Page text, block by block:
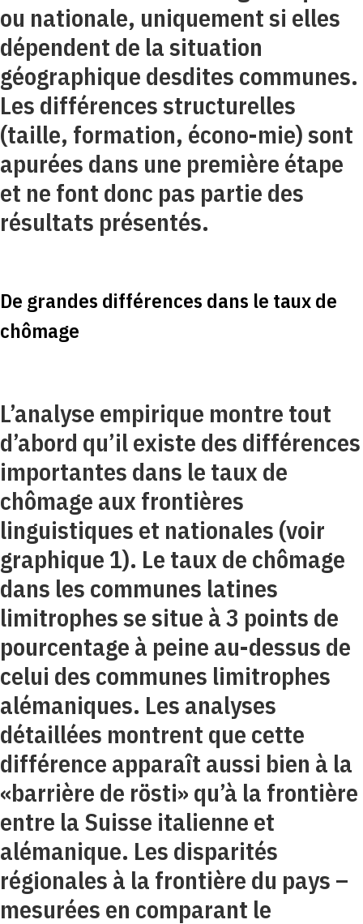
ou nationale, uniquement si elles
dépendent de la situation
géographique desdites communes.
Les différences structurelles
(taille, formation, écono-mie) sont
apurées dans une première étape
et ne font donc pas partie des
résultats présentés.
De grandes différences dans le taux de
chômage
L’analyse empirique montre tout
d’abord qu’il existe des différences
importantes dans le taux de
chômage aux frontières
linguistiques et nationales (voir
graphique 1). Le taux de chômage
dans les communes latines
limitrophes se situe à 3 points de
pourcentage à peine au-dessus de
celui des communes limitrophes
alémaniques. Les analyses
détaillées montrent que cette
différence apparaît aussi bien à la
«barrière de rösti» qu’à la frontière
entre la Suisse italienne et
alémanique. Les disparités
régionales à la frontière du pays –
mesurées en comparant le